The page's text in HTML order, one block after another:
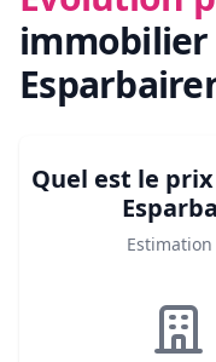
immobilier
Quel est le